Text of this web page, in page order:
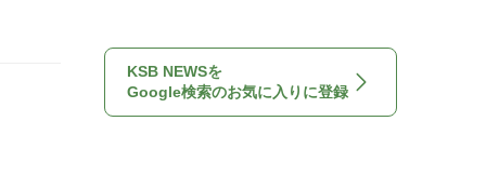
KSB NEWSを
Google検索のお気に入りに登録